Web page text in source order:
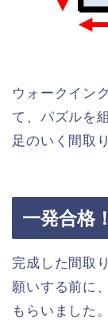
ウォークイン
て、パズルを
足のいく間取
一発合格
完成した間取
願いする前に
もらいました。